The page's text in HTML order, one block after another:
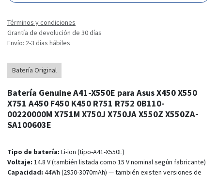
Términos y condiciones
Grantía de devolución de 30 días
Envío: 2-3 días hábiles
Batería Original
Batería Genuine A41-X550E para Asus X450 X550
X751 A450 F450 K450 R751 R752 0B110-
00220000M X751M X750J X750JA X550Z X550ZA-
SA100603E
Tipo de batería: Li-ion (tipo-A41-X550E)
Voltaje: 14.8 V (también listada como 15 V nominal según fabricante)
Capacidad: 44Wh (2950-3070mAh) — también existen versiones de